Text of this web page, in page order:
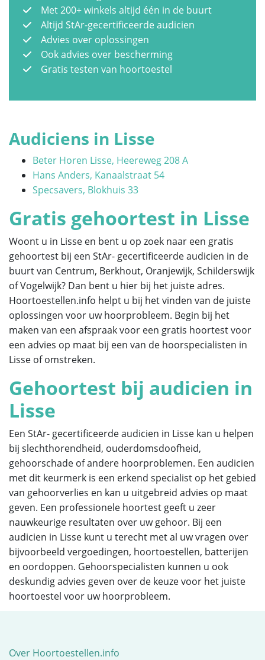
Met 200+ winkels altijd één in de buurt
Altijd StAr-gecertificeerde audicien
Advies over oplossingen
Ook advies over bescherming
Gratis testen van hoortoestel
Audiciens in Lisse
Beter Horen Lisse, Heereweg 208 A
Hans Anders, Kanaalstraat 54
Specsavers, Blokhuis 33
Gratis gehoortest in Lisse
Woont u in Lisse en bent u op zoek naar een gratis
gehoortest bij een StAr- gecertificeerde audicien in de
buurt van Centrum, Berkhout, Oranjewijk, Schilderswijk
of Vogelwijk? Dan bent u hier bij het juiste adres.
Hoortoestellen.info helpt u bij het vinden van de juiste
oplossingen voor uw hoorprobleem. Begin bij het
maken van een afspraak voor een gratis hoortest voor
een advies op maat bij een van de hoorspecialisten in
Lisse of omstreken.
Gehoortest bij audicien in
Lisse
Een StAr- gecertificeerde audicien in Lisse kan u helpen
bij slechthorendheid, ouderdomsdoofheid,
gehoorschade of andere hoorproblemen. Een audicien
met dit keurmerk is een erkend specialist op het gebied
van gehoorverlies en kan u uitgebreid advies op maat
geven. Een professionele hoortest geeft u zeer
nauwkeurige resultaten over uw gehoor. Bij een
audicien in Lisse kunt u terecht met al uw vragen over
bijvoorbeeld vergoedingen, hoortoestellen, batterijen
en oordoppen. Gehoorspecialisten kunnen u ook
deskundig advies geven over de keuze voor het juiste
hoortoestel voor uw hoorprobleem.
Over Hoortoestellen.info